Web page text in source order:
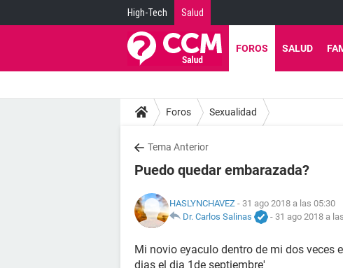
High-Tech Salud
FOROS SALUD
Foros Sexualidad
Tema Anterior
Puedo quedar embarazada?
HASLYNCHAVEZ - 31 ago 2018 a las 05:30
Dr. Carlos Salinas
- 31 ago 2018 a
Mi novio eyaculo dentro de mi dos veces
dias el dia 1de septiembre'